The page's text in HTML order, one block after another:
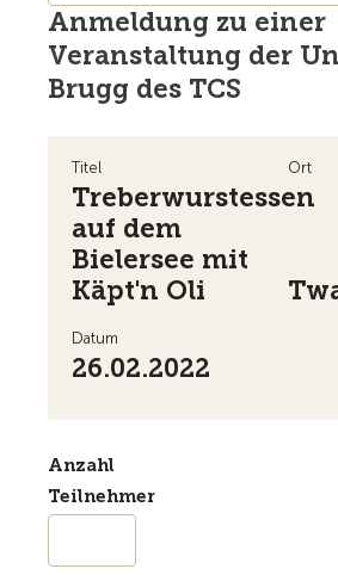
Anmeldung zu einer
Veranstaltung der
Brugg des TCS
Titel Ort
Treberwurstessen
auf dem
Bielersee mit
Käpt'n Oli
Datum
26.02.2022
Anzahl
Teilnehmer